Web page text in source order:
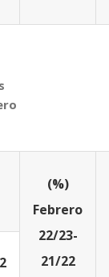
(%)
Febrero
22/23-
21/22